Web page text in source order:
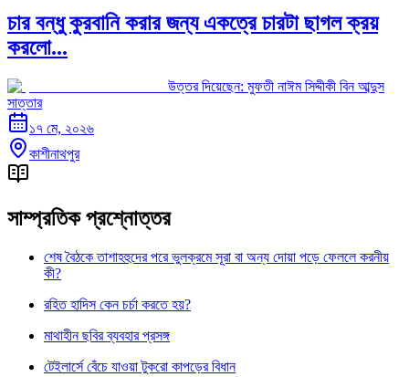
চার বন্ধু কুরবানি করার জন্য একত্রে চারটা ছাগল ক্রয়
করলো...
উত্তর দিয়েছেন: মুফতী নাঈম সিদ্দীকী বিন আব্দুস
সাত্তার
১৭ মে, ২০২৬
কাশীনাথপুর
সাম্প্রতিক প্রশ্নোত্তর
শেষ বৈঠকে তাশাহহুদের পরে ভুলক্রমে সূরা বা অন্য দোয়া পড়ে ফেললে করনীয়
কী?
রহিত হাদিস কেন চর্চা করতে হয়?
মাথাহীন ছবির ব্যবহার প্রসঙ্গ
টেইলার্সে বেঁচে যাওয়া টুকরো কাপড়ের বিধান